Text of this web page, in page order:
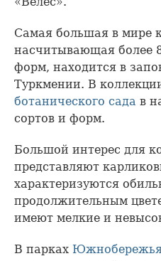
Самая большая в мире
насчитывающая более
форм, находится в
Туркмении. В
ботанического сада в
сортов и форм.
Большой интерес для
представляют
характеризуются
продолжительным
имеют мелкие и
В парках